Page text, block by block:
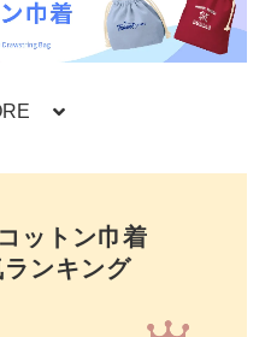
ットン巾着
ンキング